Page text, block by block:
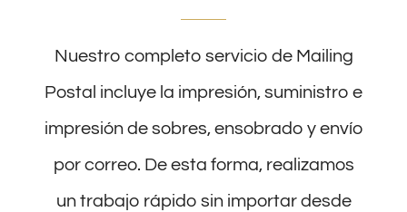
Contacto
Nuestro completo servicio de Mailing
Postal incluye la impresión, suministro e
impresión de sobres, ensobrado y envío
por correo. De esta forma, realizamos
un trabajo rápido sin importar desde